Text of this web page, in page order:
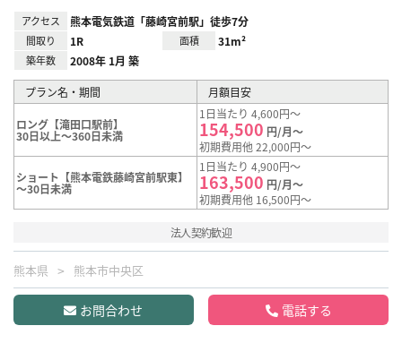
アクセス 熊本電気鉄道「藤崎宮前駅」徒歩7分
間取り 1R 面積 31m²
築年数 2008年 1月 築
プラン名・期間 月額目安
ロング【滝田口駅前】
30日以上～360日未満
1日当たり 4,600円～
154,500 円/月～
初期費用他 22,000円～
ショート【熊本電鉄藤崎宮前駅東】
～30日未満
1日当たり 4,900円～
163,500 円/月～
初期費用他 16,500円～
法人契約歓迎
熊本県 熊本市中央区
お問合わせ 電話する